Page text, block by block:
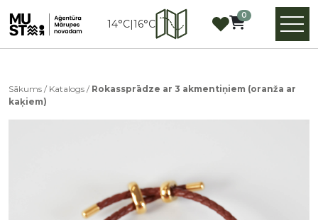
14°C|16°C
0
Sākums / Katalogs / Rokassprādze ar 3 akmentiņiem (oranža ar
kaķiem)